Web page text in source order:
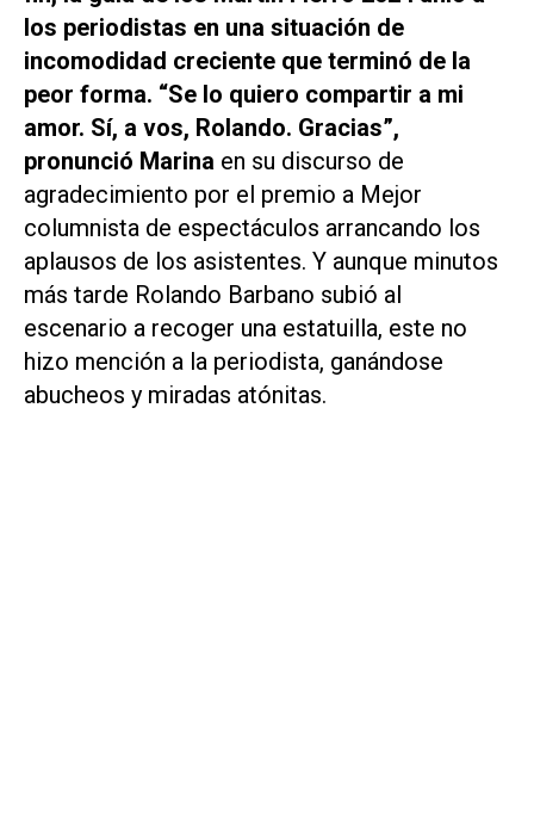
los periodistas en una situación de
incomodidad creciente que terminó de la
peor forma. “Se lo quiero compartir a mi
amor. Sí, a vos, Rolando. Gracias”,
pronunció Marina en su discurso de
agradecimiento por el premio a Mejor
columnista de espectáculos arrancando los
aplausos de los asistentes. Y aunque minutos
más tarde Rolando Barbano subió al
escenario a recoger una estatuilla, este no
hizo mención a la periodista, ganándose
abucheos y miradas atónitas.